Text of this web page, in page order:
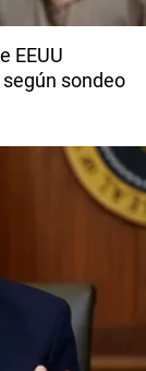
EEUU
sondeo